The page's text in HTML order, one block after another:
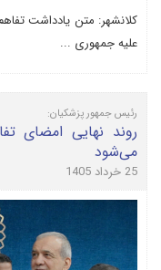
کلانشهر: متن یادداشت
علیه جمهوری ...
رئیس جمهور پزشکیان:
روند نهایی امضای
می‌شود
25 خرداد 1405